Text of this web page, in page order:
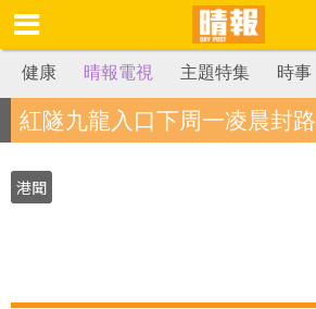
健康 晴報電視 主題特集 時事
紅隧九龍入口下周一凌晨封路
港聞